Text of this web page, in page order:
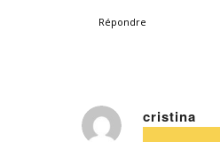
Répondre
cristina